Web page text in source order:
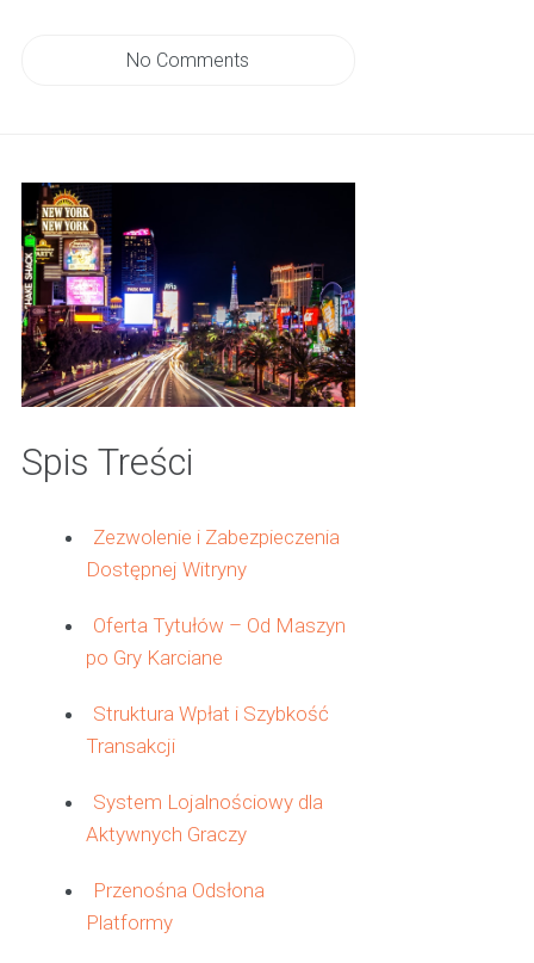
No Comments
Spis Treści
Zezwolenie i Zabezpieczenia
Dostępnej Witryny
Oferta Tytułów – Od Maszyn
po Gry Karciane
Struktura Wpłat i Szybkość
Transakcji
System Lojalnościowy dla
Aktywnych Graczy
Przenośna Odsłona
Platformy